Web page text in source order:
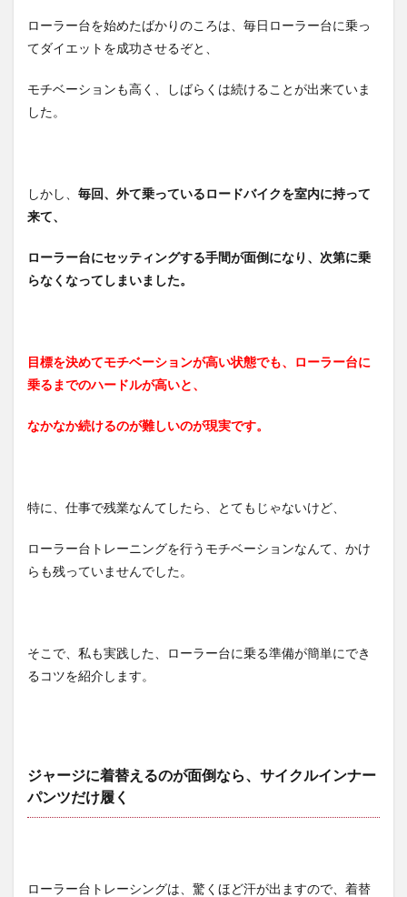
ローラー台を始めたばかりのころは、毎日ローラー台に乗っ
てダイエットを成功させるぞと、
モチベーションも高く、しばらくは続けることが出来ていま
した。
しかし、 毎回、外て乗っているロードバイクを室内に持って
来て、
ローラー台にセッティングする手間が面倒になり、次第に乗
らなくなってしまいました。
目標を決めてモチベーションが高い状態でも、ローラー台に
乗るまでのハードルが高いと、
なかなか続けるのが難しいのが現実です。
特に、仕事で残業なんてしたら、とてもじゃないけど、
ローラー台トレーニングを行うモチベーションなんて、かけ
らも残っていませんでした。
そこで、私も実践した、ローラー台に乗る準備が簡単にでき
るコツを紹介します。
ジャージに着替えるのが面倒なら、サイクルインナー
パンツだけ履く
ローラー台トレーシングは、驚くほど汗が出ますので、着替